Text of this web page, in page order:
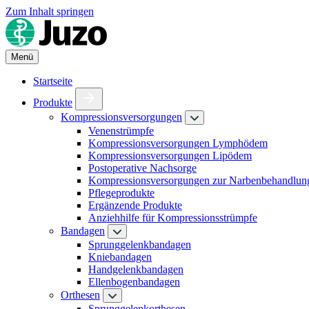
Zum Inhalt springen
Menü
Startseite
Produkte
Kompressionsversorgungen
Venenstrümpfe
Kompressionsversorgungen Lymphödem
Kompressionsversorgungen Lipödem
Postoperative Nachsorge
Kompressionsversorgungen zur
Pflegeprodukte
Ergänzende Produkte
Anziehhilfe für Kompressionsstrümpfe
Bandagen
Sprunggelenkbandagen
Kniebandagen
Handgelenkbandagen
Ellenbogenbandagen
Orthesen